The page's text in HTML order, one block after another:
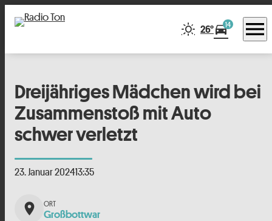
26°directions_car14 menu
Dreijähriges Mädchen wird bei
Zusammenstoß mit Auto
schwer verletzt
23. Januar 202413:35
place Großbottwar